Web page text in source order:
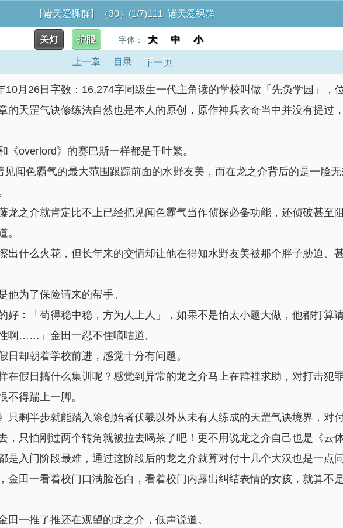
【诸天爱裸群】（30）(1/7)111 诸天爱裸群
关灯 护眼 字体： 大 中 小
上一章 目录 下一页
月26日字数：16,274字同级生一代主角读的学校叫做「先负学园」，
天罡气诀修练法自然也是本人的原创，原作神兵玄奇当中并没有提过
overlord》的赛巴斯一样都是千叶繁。
见闻色霸气的最大范围跟踪前面的水野友美，而在龙之介背后的是一脸无
之介就肯定比不上已经把见闻色霸气当作侦探必备功能，还侦破甚至
。
出什么火花，但长年来的交情却让他在得知水野友美被那个胖子胁迫、
为了保险请来的帮手。
：「苟得稳中稳，方为人上人」，如果不是怕太小题大做，他都打算
啊……」金田一忍不住嘀咕道。
却朝着学校前进，感觉十分有问题。
在假日搞什么集训呢？感觉到异常的龙之介马上在群裡求助，对打击犯
不得踹上一脚。
只剩半步就能踏入除创始者伏羲以外从未有人练成的天罡气诀境界，对
只怕刚过两个转角就被拉去喝茶了吧！更不用说龙之介自己也是《云
入门阶段最难，通过这阶段后的龙之介就算对付十几个大汉也是一点问
金田一看着校门口满脸苍白，看着校门内露出纠结表情的女孩，就算不
一推了推还在观望的龙之介，低声说道。